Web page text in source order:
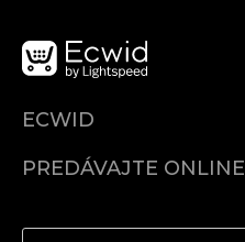
ECWID
Cenník
PREDÁVAJTE ONLINE
Predávajte na Facebook